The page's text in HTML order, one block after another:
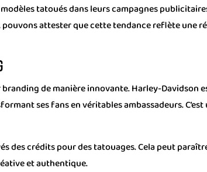
tatoués dans leurs campagnes
attester que cette tendance reflète une
de manière innovante. Harley-Davidson
ses fans en véritables ambassadeurs. C’est
des crédits pour des tatouages. Cela peut
et authentique.